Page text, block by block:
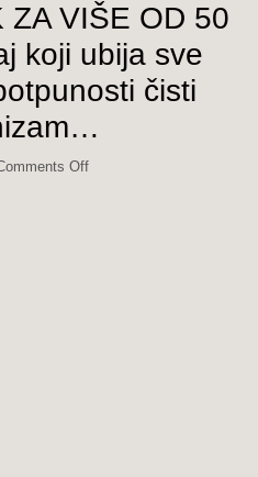
ZA VIŠE OD 50
koji ubija sve
čisti
Offon